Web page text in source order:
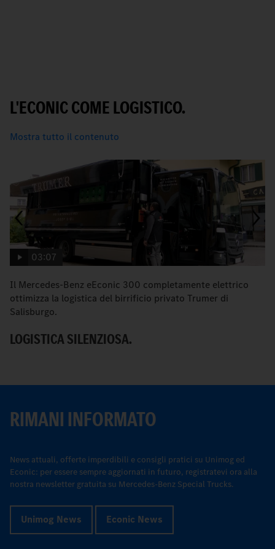
L'ECONIC COME LOGISTICO.
Mostra tutto il contenuto
03:07
Il Mercedes-Benz eEconic 300 completamente elettrico
ottimizza la logistica del birrificio privato Trumer di
Salisburgo.
LOGISTICA SILENZIOSA.
RIMANI INFORMATO
News attuali, offerte imperdibili e consigli pratici su Unimog ed
Econic: per essere sempre aggiornati in futuro, registratevi ora alla
nostra newsletter gratuita su Mercedes-Benz Special Trucks.
Unimog News Econic News